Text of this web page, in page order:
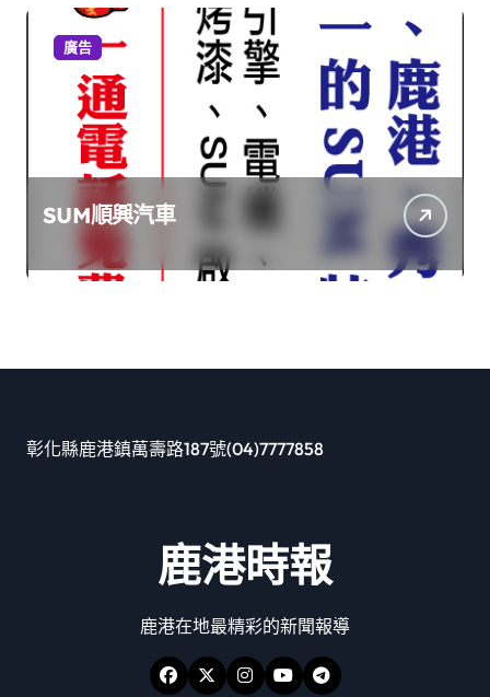
廣告
SUM順興汽車
彰化縣鹿港鎮萬壽路187號(04)7777858
鹿港時報
鹿港在地最精彩的新聞報導